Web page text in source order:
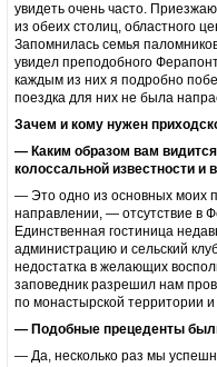
увидеть очень часто.
из обеих столиц, областного
Запомнилась семья
увидел преподобного
каждым из них я подробно
поездка для них не была
Зачем и кому нужен
— Каким образом вам
колоссальной известности и
— Это одно из основных моих
направлении, — отсутствие в
Единственная гостиница
администрацию и сельский
недостатка в желающих
заповедник разрешил нам
по монастырской территории
— Подобные прецеденты
— Да, несколько раз мы